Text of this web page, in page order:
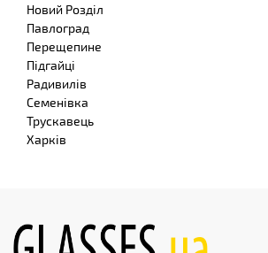
Новий Розділ
Павлоград
Перещепине
Підгайці
Радивилів
Семенівка
Трускавець
Харків